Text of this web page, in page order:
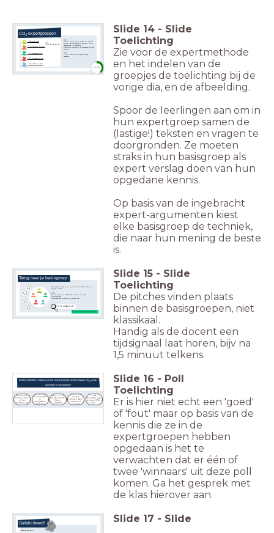
CO2-expertgroepen
Stap 3
Vorm een expertgroep met leerlingen met hetzelfde
nummer. Klik op de juiste link en bestudeer - met je
nieuwe groepje - het onderwerp.
Maak met je expertgroep 1 dia in powerpoint over jullie
onderwerp.
Stap 4
Ga na 15 minuten weer terug naar je eigen
basisgroep.
1. Plantaardige opties
2. CO₂ wegvangen uit zeewater
3. CO₂ wegvangen uit lucht
4. CO₂ wegvangen door olivijn
5. CO₂ opslaan in de bodem
klik op de juiste link
15:00
Slide 14 - Slide
Toelichting
Zie voor de expertmethode
en het indelen van de
groepjes de toelichting bij de
vorige dia, en de afbeelding.
Spoor de leerlingen aan om in
hun expertgroep samen de
(lastige!) teksten en vragen te
doorgronden. Ze moeten
straks in hun basisgroep als
expert verslag doen van hun
opgedane kennis.
Op basis van de ingebracht
expert-argumenten kiest
elke basisgroep de techniek,
die naar hun mening de beste
is.
Terug naar je basisgroep
Elke basisgroep beschikt nu over de kennis op 5 verschillende manieren om
CO
weg te vangen
Stap 5
Elke expert geeft nu in1-2 minuten een pitch over het eigen
onderzoeksgebied.
Gebruik daarbij de ppt-dia die je net gemaakt hebt.
5 x maximaal 2 minuten
inhoud pitch
Slide 15 - Slide
Toelichting
De pitches vinden plaats
binnen de basisgroepen, niet
klassikaal.
Handig als de docent een
tijdsignaal laat horen, bijv na
1,5 minuut telkens.
Welke methode is volgens jou het meest geschikt om 20 megaton CO2 uit de
atmosfeer te verwijderen?
aanplanten
van bomen
of het
kweken van
zeewier
door CO₂
uit zeewater
te
verwijderen
(SeaO2)
door CO₂
uit de lucht te
filteren
(Skytree)
door CO₂
weg te
vangen dmv
steenmeel
(olivijn)
in de
bodem op
te slaan (CCS,
Porthos)
Slide 16 - Poll
Toelichting
Er is hier niet echt een 'goed'
of 'fout' maar op basis van de
kennis die ze in de
expertgroepen hebben
opgedaan is het te
verwachten dat er één of
twee 'winnaars' uit deze poll
komen. Ga het gesprek met
de klas hierover aan.
Gefeliciteerd!
Na deze les:
Slide 17 - Slide